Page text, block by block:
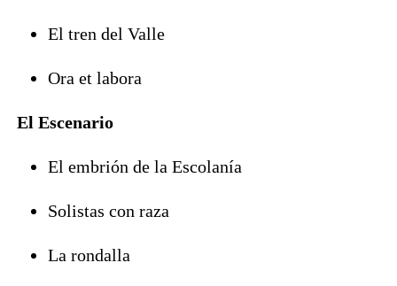
El tren del Valle
Ora et labora
El Escenario
El embrión de la Escolanía
Solistas con raza
La rondalla